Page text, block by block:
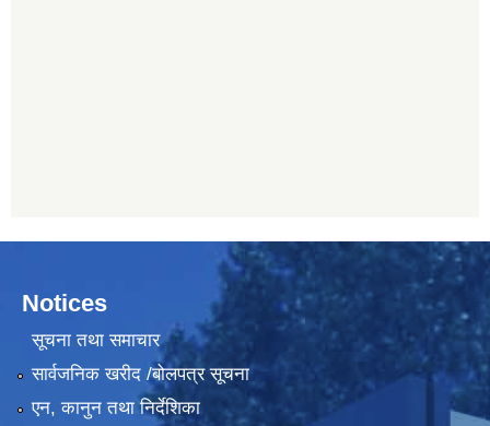
Notices
सूचना तथा समाचार
सार्वजनिक खरीद /बोलपत्र सूचना
एन, कानुन तथा निर्देशिका